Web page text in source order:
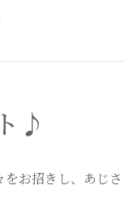
♪
お招きし、あじさ